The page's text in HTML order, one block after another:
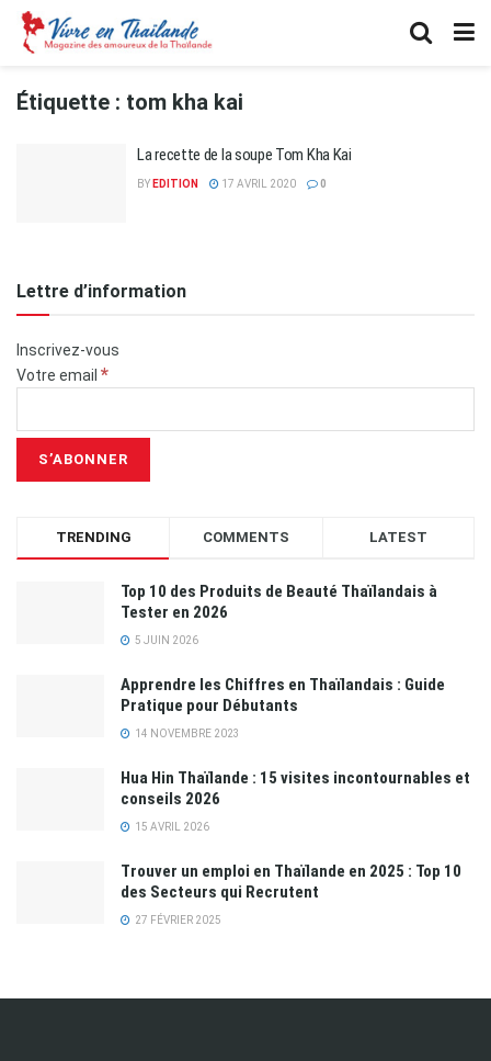
Étiquette : tom kha kai
La recette de la soupe Tom Kha Kai
BY EDITION 17 AVRIL 2020 0
Lettre d’information
Inscrivez-vous
Votre email *
TRENDING COMMENTS LATEST
Top 10 des Produits de Beauté Thaïlandais à
Tester en 2026
5 JUIN 2026
Apprendre les Chiffres en Thaïlandais : Guide
Pratique pour Débutants
14 NOVEMBRE 2023
Hua Hin Thaïlande : 15 visites incontournables et
conseils 2026
15 AVRIL 2026
Trouver un emploi en Thaïlande en 2025 : Top 10
des Secteurs qui Recrutent
27 FÉVRIER 2025